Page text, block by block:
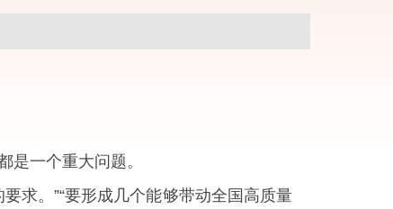
是一个重大问题。
求。”“要形成几个能够带动全国高质量